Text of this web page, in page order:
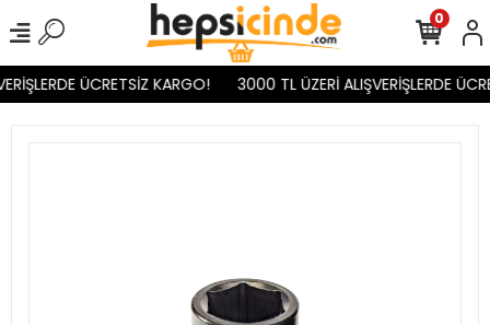
ÜCRETSİZ KARGO! 3000 TL ÜZERİ ALIŞVERİŞLERDE
0